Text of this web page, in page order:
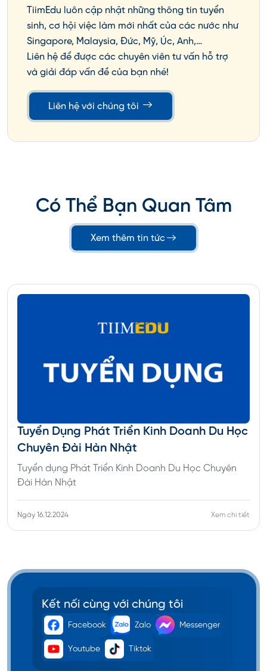
TiimEdu luôn cập nhật những thông tin tuyển
sinh, cơ hội việc làm mới nhất của các nước như
Singapore, Malaysia, Đức, Mỹ, Úc, Anh,…
Liên hệ để được các chuyên viên tư vấn hỗ trợ
và giải đáp vấn đề của bạn nhé!
Liên hệ với chúng tôi
Có Thể Bạn Quan Tâm
Xem thêm tin tức
Tuyển Dụng Phát Triển Kinh Doanh Du Học
Chuyên Đài Hàn Nhật
Tuyển dụng Phát Triển Kinh Doanh Du Học Chuyên
Đài Hàn Nhật
Ngày 16.12.2024 Xem chi tiết
Kết nối cùng với chúng tôi
Facebook Zalo Messenger
Youtube Tiktok